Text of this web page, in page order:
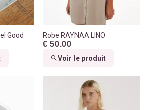
Good Robe RAYNAA LINO
€ 50.00
Voir le produit